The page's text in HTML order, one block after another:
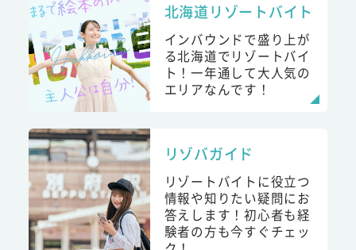
北海道リゾートバイト
インバウンドで盛り上が
る北海道でリゾートバイ
ト！一年通して大人気の
エリアなんです！
リゾバガイド
リゾートバイトに役立つ
情報や知りたい疑問にお
答えします！初心者も経
験者の方も今すぐチェッ